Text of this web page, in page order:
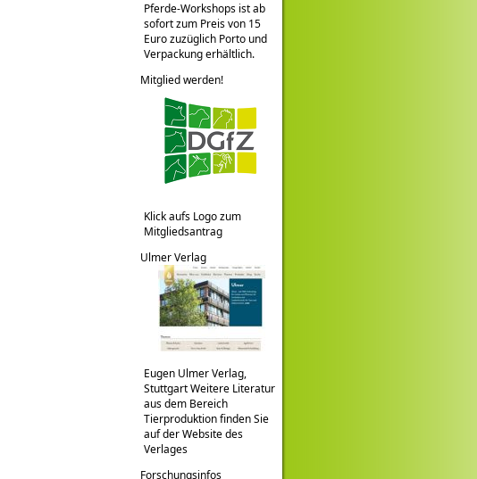
Pferde-Workshops ist ab
sofort zum Preis von 15
Euro zuzüglich Porto und
Verpackung erhältlich.
Mitglied werden!
Klick aufs Logo zum
Mitgliedsantrag
Ulmer Verlag
Eugen Ulmer Verlag,
Stuttgart Weitere Literatur
aus dem Bereich
Tierproduktion finden Sie
auf der Website des
Verlages
Forschungsinfos